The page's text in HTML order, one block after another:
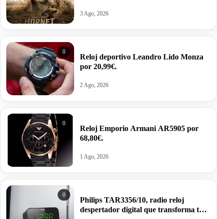
3 Ago, 2026
0
Reloj deportivo Leandro Lido Monza
por 20,99€.
2 Ago, 2026
0
Reloj Emporio Armani AR5905 por
68,80€.
1 Ago, 2026
0
Philips TAR3356/10, radio reloj
despertador digital que transforma tus